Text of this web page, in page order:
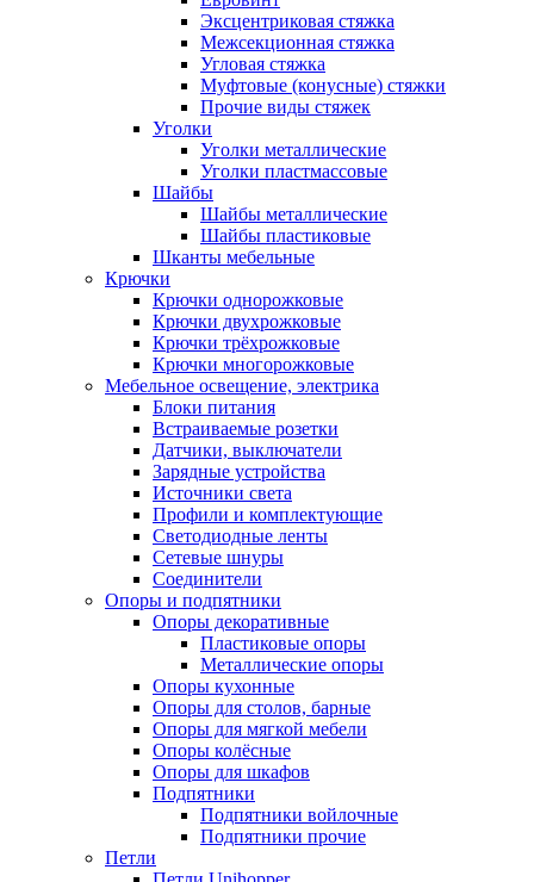
Эксцентриковая стяжка
Межсекционная стяжка
Угловая стяжка
Муфтовые (конусные) стяжки
Прочие виды стяжек
Уголки
Уголки металлические
Уголки пластмассовые
Шайбы
Шайбы металлические
Шайбы пластиковые
Шканты мебельные
Крючки
Крючки однорожковые
Крючки двухрожковые
Крючки трёхрожковые
Крючки многорожковые
Мебельное освещение, электрика
Блоки питания
Встраиваемые розетки
Датчики, выключатели
Зарядные устройства
Источники света
Профили и комплектующие
Светодиодные ленты
Сетевые шнуры
Соединители
Опоры и подпятники
Опоры декоративные
Пластиковые опоры
Металлические опоры
Опоры кухонные
Опоры для столов, барные
Опоры для мягкой мебели
Опоры колёсные
Опоры для шкафов
Подпятники
Подпятники войлочные
Подпятники прочие
Петли